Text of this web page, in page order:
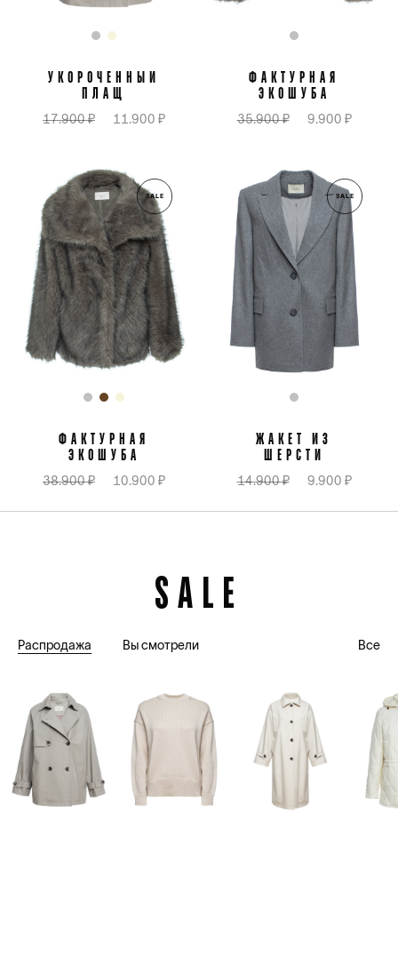
УКОРОЧЕННЫЙ
ПЛАЩ
17.900 ₽ 11.900 ₽
ФАКТУРНАЯ
ЭКОШУБА
35.900 ₽ 9.900 ₽
SALE
ФАКТУРНАЯ
ЭКОШУБА
38.900 ₽ 10.900 ₽
SALE
ЖАКЕТ ИЗ
ШЕРСТИ
14.900 ₽ 9.900 ₽
Распродажа Вы смотрели Все
SALE